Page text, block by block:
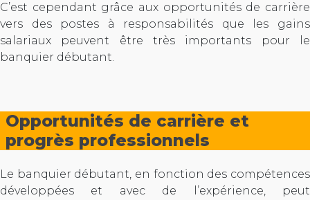
C’est cependant grâce aux opportunités de carrière
vers des postes à responsabilités que les gains
salariaux peuvent être très importants pour le
banquier débutant.
Opportunités de carrière et
progrès professionnels
Le banquier débutant, en fonction des compétences
développées et avec de l’expérience, peut